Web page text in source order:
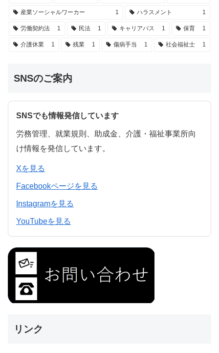
産業ソーシャルワーカー 1 ハラスメント 1
労働契約法 1 民法 1 キャリアパス 1 保育 1
介護休業 1 残業 1 傷病手当 1 社会福祉士 1
SNSのご案内
SNSでも情報発信しています
労務管理、就業規則、助成金、介護・福祉事業所向
け情報を発信しています。
Xを見る
Facebookページを見る
Instagramを見る
YouTubeを見る
リンク